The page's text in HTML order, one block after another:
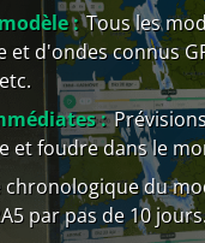
: Tous les
d'ondes connus
:
et foudre dans le
chronologique du
par pas de 10